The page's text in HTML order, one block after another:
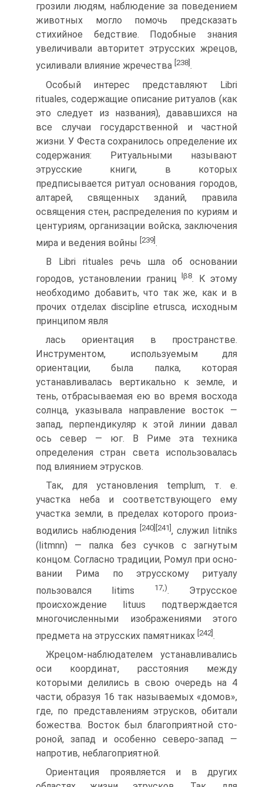
грозили людям, наблюдение за по­ведением
животных могло помочь предсказать
стихийное бед­ствие. Подобные знания
увеличивали авторитет этрусских жрецов,
усиливали влияние жречества [238] .
Особый интерес представляют Libri
rituales, содержащие описание ритуалов (как
это следует из названия), дававшихся на
все случаи государственной и частной
жизни. У Феста со­хранилось определение их
содержания: Ритуальными называют
этрусские книги, в которых
предписывается ритуал основания городов,
алтарей, священных зданий, правила
освящения стен, распределения по куриям и
центуриям, организации войска, заключения
мира и ведения войны
[239] .
В Libri rituales речь шла об основании
городов, установле­нии границlβ8. К этому
необходимо добавить, что так же, как и в
прочих отделах discipline etrusca, исходным
принципом явля­
лась ориентация в пространстве.
Инструментом, используе­мым для
ориентации, была палка, которая
устанавливалась вертикально к земле, и
тень, отбрасываемая ею во время вос­хода
солнца, указывала направление восток —
запад, перпен­дикуляр к этой линии давал
ось север — юг. В Риме эта техни­ка
определения стран света использовалась
под влиянием эт­русков.
Так, для установления templum, т. е.
участка неба и соот­ветствующего ему
участка земли, в пределах которого произ­
водились наблюдения
[240] [241] , служил Iitniks
(Iitmnn) — палка без сучков с загнутым
концом. Согласно традиции, Ромул при осно­
вании Рима по этрусскому ритуалу
пользовался Iitims
17,). Этрусское
происхождение Iituus подтверждается
многочислен­ными изображениями этого
предмета на этрусских памятни­ках [242].
Жрецом-наблюдателем устанавливались
оси координат, рас­стояния между
которыми делились в свою очередь на 4
части, образуя 16 так называемых «домов»,
где, по представлениям этрусков, обитали
божества. Восток был благоприятной сто­
роной, запад и особенно северо-запад —
напротив, неблаго­приятной.
Ориентация проявляется и в других